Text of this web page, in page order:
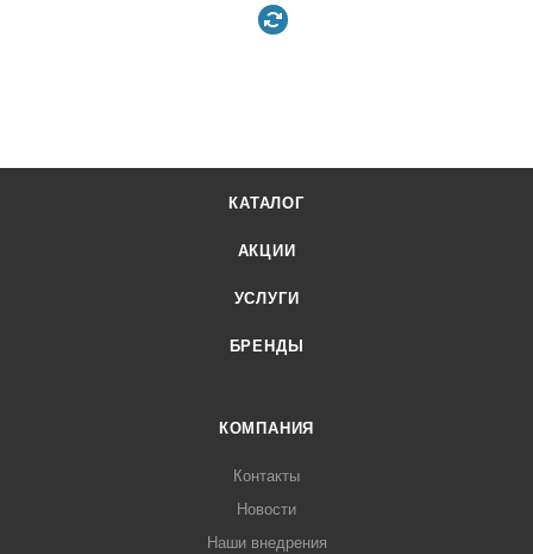
КАТАЛОГ
АКЦИИ
УСЛУГИ
БРЕНДЫ
КОМПАНИЯ
Контакты
Новости
Наши внедрения